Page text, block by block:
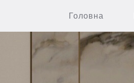
Головна